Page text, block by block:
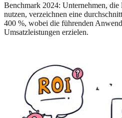
Benchmark 2024: Unternehmen,
nutzen, verzeichnen eine
400 %, wobei die führenden
Umsatzleistungen erzielen.